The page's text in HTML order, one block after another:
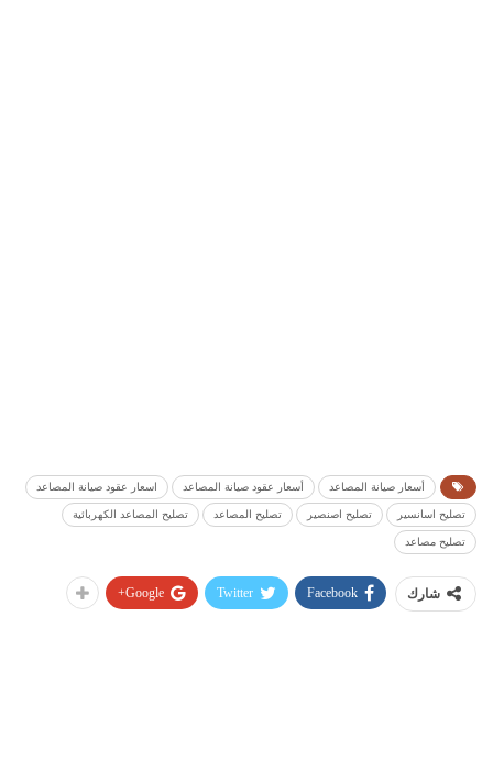
أسعار صيانة المصاعد أسعار عقود صيانة المصاعد اسعار عقود صيانة المصاعد
تصليح اسانسير تصليح اصنصير تصليح المصاعد تصليح المصاعد الكهربائية
تصليح مصاعد
شارك Facebook
Twitter
Google+